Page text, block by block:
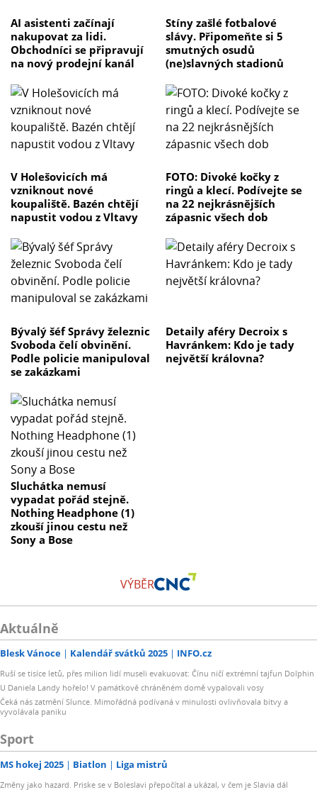
AI asistenti začínají
nakupovat za lidi.
Obchodníci se připravují
na nový prodejní kanál
Stíny zašlé fotbalové
slávy. Připomeňte si 5
smutných osudů
(ne)slavných stadionů
V Holešovicích má
vzniknout nové
koupaliště. Bazén chtějí
napustit vodou z Vltavy
FOTO: Divoké kočky z
ringů a klecí. Podívejte se
na 22 nejkrásnějších
zápasnic všech dob
Bývalý šéf Správy železnic
Svoboda čelí obvinění.
Podle policie manipuloval
se zakázkami
Detaily aféry Decroix s
Havránkem: Kdo je tady
největší královna?
Sluchátka nemusí
vypadat pořád stejně.
Nothing Headphone (1)
zkouší jinou cestu než
Sony a Bose
VÝBĚR
Aktuálně
Blesk Vánoce Kalendář svátků 2025 INFO.cz
Ruší se tisíce letů, přes milion lidí museli evakuovat: Čínu ničí extrémní tajfun Dolphin
U Daniela Landy hořelo! V památkově chráněném domě vypalovali vosy
Čeká nás zatmění Slunce. Mimořádná podívaná v minulosti ovlivňovala bitvy a
vyvolávala paniku
Sport
MS hokej 2025 Biatlon Liga mistrů
Změny jako hazard. Priske se v Boleslavi přepočítal a ukázal, v čem je Slavia dál